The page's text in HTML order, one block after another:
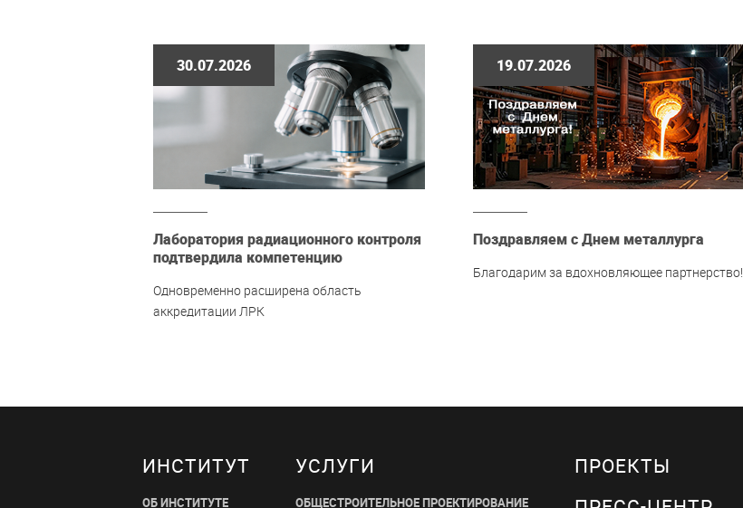
30.07.2026
Лаборатория радиационного контроля
подтвердила компетенцию
Одновременно расширена область
аккредитации ЛРК
19.07.2026
Поздравляем с Днем металлурга
Благодарим за вдохновляющее партнерство!
ИНСТИТУТ
ОБ ИНСТИТУТЕ
УСЛУГИ
ОБЩЕСТРОИТЕЛЬНОЕ ПРОЕКТИРОВАНИЕ
ПРОЕКТЫ